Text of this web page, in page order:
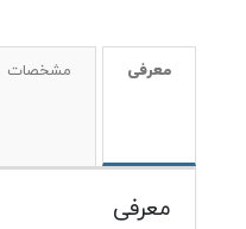
معرفی مشخصات
معرفی